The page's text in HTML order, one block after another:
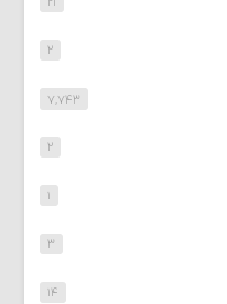
۲
۷,۷۴۳
۲
۱
۳
۱۴